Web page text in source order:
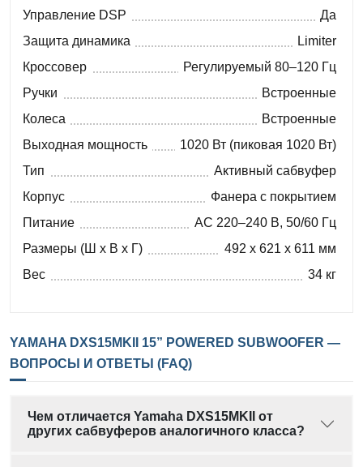
Управление DSP
Да
Защита динамика
Limiter
Кроссовер
Регулируемый 80–120 Гц
Ручки
Встроенные
Колеса
Встроенные
Выходная мощность
1020 Вт (пиковая 1020 Вт)
Тип
Активный сабвуфер
Корпус
Фанера с покрытием
Питание
AC 220–240 В, 50/60 Гц
Размеры (Ш x В x Г)
492 x 621 x 611 мм
Вес
34 кг
YAMAHA DXS15MKII 15” POWERED SUBWOOFER —
ВОПРОСЫ И ОТВЕТЫ (FAQ)
Чем отличается Yamaha DXS15MKII от
других сабвуферов аналогичного класса?